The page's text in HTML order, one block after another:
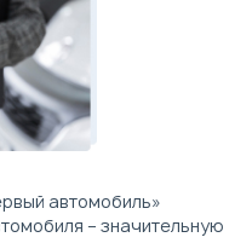
автомобиль»
– значительную